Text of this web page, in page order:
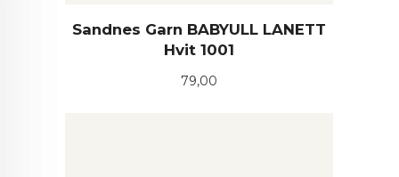
Sandnes Garn BABYULL LANETT
Hvit 1001
Pris
79,00